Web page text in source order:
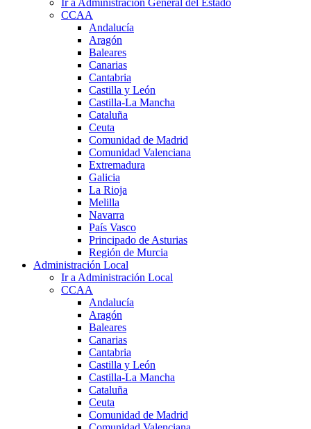
CCAA
Andalucía
Aragón
Baleares
Canarias
Cantabria
Castilla y León
Castilla-La Mancha
Cataluña
Ceuta
Comunidad de Madrid
Comunidad Valenciana
Extremadura
Galicia
La Rioja
Melilla
Navarra
País Vasco
Principado de Asturias
Región de Murcia
Administración Local
Ir a Administración Local
CCAA
Andalucía
Aragón
Baleares
Canarias
Cantabria
Castilla y León
Castilla-La Mancha
Cataluña
Ceuta
Comunidad de Madrid